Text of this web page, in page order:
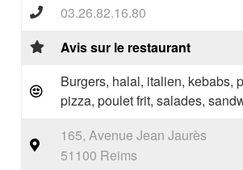
03.26.82.16.80
Avis sur le restaurant
Burgers, halal, italien, kebabs,
pizza, poulet frit, salades,
165, Avenue Jean Jaurès
51100 Reims